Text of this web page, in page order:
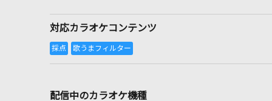
対応カラオケコンテンツ
配信中のカラオケ機種